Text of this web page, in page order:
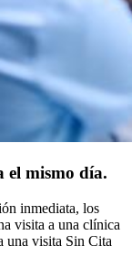
el mismo día.
inmediata, los
visita a una clínica
una visita Sin Cita